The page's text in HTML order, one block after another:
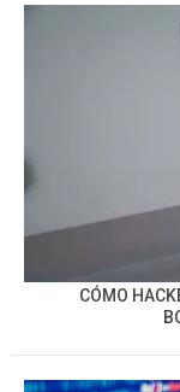
CÓMO